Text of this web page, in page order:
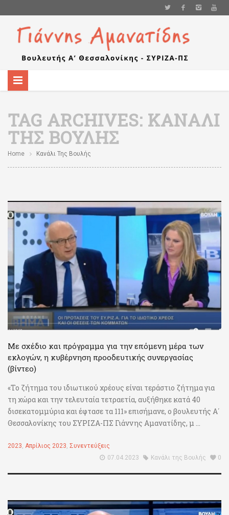
TAG ARCHIVES: ΚΑΝΆΛΙ
ΤΗΣ ΒΟΥΛΉΣ
Home Κανάλι Της Βουλής
Με σχέδιο και πρόγραμμα για την επόμενη μέρα των
εκλογών, η κυβέρνηση προοδευτικής συνεργασίας
(βίντεο)
«Το ζήτημα του ιδιωτικού χρέους είναι τεράστιο ζήτημα για
τη χώρα και την τελευταία τετραετία, αυξήθηκε κατά 40
δισεκατομμύρια και έφτασε τα 111» επισήμανε, ο βουλευτής Α΄
Θεσσαλονίκης του ΣΥΡΙΖΑ-ΠΣ Γιάννης Αμανατίδης, μ ...
2023, Απρίλιος 2023, Συνεντεύξεις
07.04.2023
Κανάλι της Βουλής 0